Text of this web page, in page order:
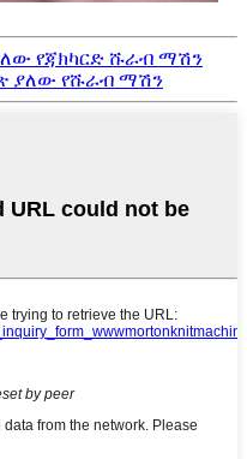
የጃክካርድ ሹራብ ማሽን
ያለው የሹራብ ማሽን